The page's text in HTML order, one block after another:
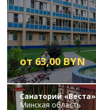
от 63,00 BYN
Санаторий «Веста»
Минская область